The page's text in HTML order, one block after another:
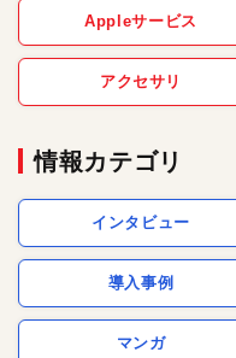
Appleサービス
アクセサリ
情報カテゴリ
インタビュー
導入事例
マンガ